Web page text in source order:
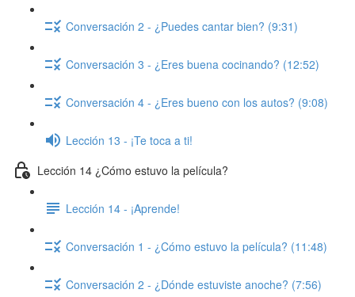
Conversación 2 - ¿Puedes cantar bien? (9:31)
Conversación 3 - ¿Eres buena cocinando? (12:52)
Conversación 4 - ¿Eres bueno con los autos? (9:08)
Lección 13 - ¡Te toca a ti!
Lección 14 ¿Cómo estuvo la película?
Lección 14 - ¡Aprende!
Conversación 1 - ¿Cómo estuvo la película? (11:48)
Conversación 2 - ¿Dónde estuviste anoche? (7:56)